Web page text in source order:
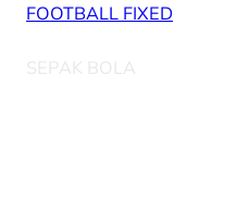
FOOTBALL FIXED
SEPAK BOLA